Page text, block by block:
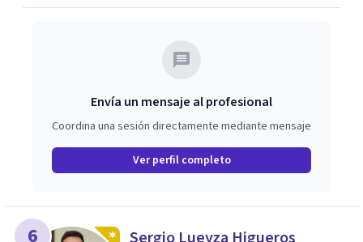
Envía un mensaje al profesional
Coordina una sesión directamente mediante mensaje
Ver perfil completo
6